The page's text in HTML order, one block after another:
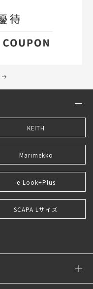
KEITH
Marimekko
e-Look+Plus
SCAPA Lサイズ